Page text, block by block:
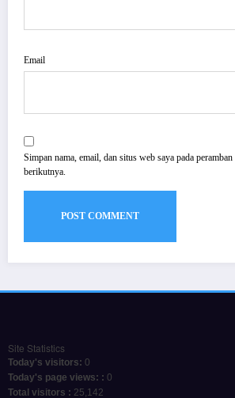
Email
Simpan nama, email, dan situs web saya pada
berikutnya.
Site Statistics
Today's visitors: 0
Today's page views: : 0
Total visitors : 25,142